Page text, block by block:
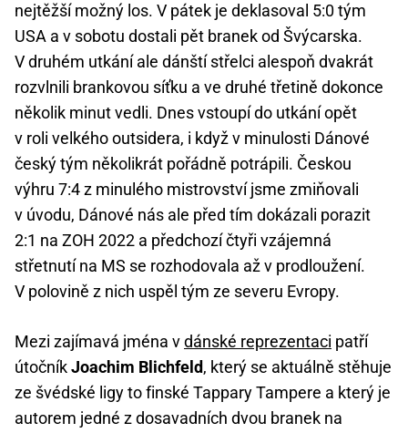
nejtěžší možný los. V pátek je deklasoval 5:0 tým
USA a v sobotu dostali pět branek od Švýcarska.
V druhém utkání ale dánští střelci alespoň dvakrát
rozvlnili brankovou síťku a ve druhé třetině dokonce
několik minut vedli. Dnes vstoupí do utkání opět
v roli velkého outsidera, i když v minulosti Dánové
český tým několikrát pořádně potrápili. Českou
výhru 7:4 z minulého mistrovství jsme zmiňovali
v úvodu, Dánové nás ale před tím dokázali porazit
2:1 na ZOH 2022 a předchozí čtyři vzájemná
střetnutí na MS se rozhodovala až v prodloužení.
V polovině z nich uspěl tým ze severu Evropy.
Mezi zajímavá jména vdánské reprezentaci patří
útočníkJoachim Blichfeld, který se aktuálně stěhuje
ze švédské ligy to finské Tappary Tampere a který je
autorem jedné z dosavadních dvou branek na